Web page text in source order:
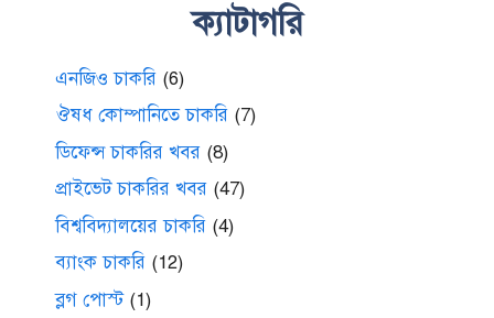
ক্যাটাগরি
এনজিও চাকরি (6)
ঔষধ কোম্পানিতে চাকরি (7)
ডিফেন্স চাকরির খবর (8)
প্রাইভেট চাকরির খবর (47)
বিশ্ববিদ্যালয়ের চাকরি (4)
ব্যাংক চাকরি (12)
ব্লগ পোস্ট(1)